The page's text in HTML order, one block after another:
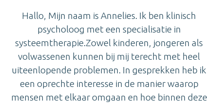
Hallo, Mijn naam is Annelies. Ik ben klinisch
psycholoog met een specialisatie in
systeemtherapie.Zowel kinderen, jongeren als
volwassenen kunnen bij mij terecht met heel
uiteenlopende problemen. In gesprekken heb ik
een oprechte interesse in de manier waarop
mensen met elkaar omgaan en hoe binnen deze